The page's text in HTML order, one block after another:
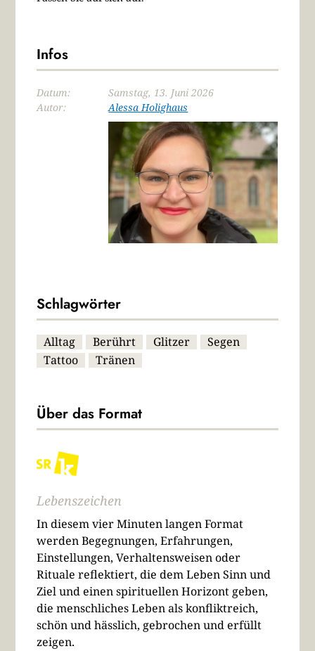
Infos
Datum:
Samstag, 13. Juni 2026
Autor:
Alessa Holighaus
Schlagwörter
Alltag Berührt Glitzer
Segen
Tattoo
Tränen
Über das Format
Lebenszeichen
In diesem vier Minuten langen Format
werden Begegnungen, Erfahrungen,
Einstellungen, Verhaltensweisen oder
Rituale reflektiert, die dem Leben Sinn und
Ziel und einen spirituellen Horizont geben,
die menschliches Leben als konfliktreich,
schön und hässlich, gebrochen und erfüllt
zeigen.